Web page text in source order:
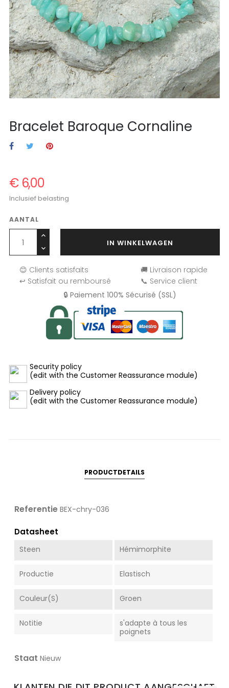
Bracelet Baroque Cornaline
€ 6,00
Inclusief belasting
AANTAL
IN WINKELWAGEN
😊 Clients satisfaits
🚚 Livraison rapide
↩️ Satisfait ou remboursé
📞 Service client
🔒 Paiement 100% Sécurisé (SSL)
Security policy
(edit with the Customer Reassurance module)
Delivery policy
(edit with the Customer Reassurance module)
PRODUCTDETAILS
Referentie BEX-chry-036
Datasheet
Steen Hémimorphite
Productie Elastisch
Couleur(s) Groen
Notitie
s'adapte à tous les
poignets
Staat Nieuw